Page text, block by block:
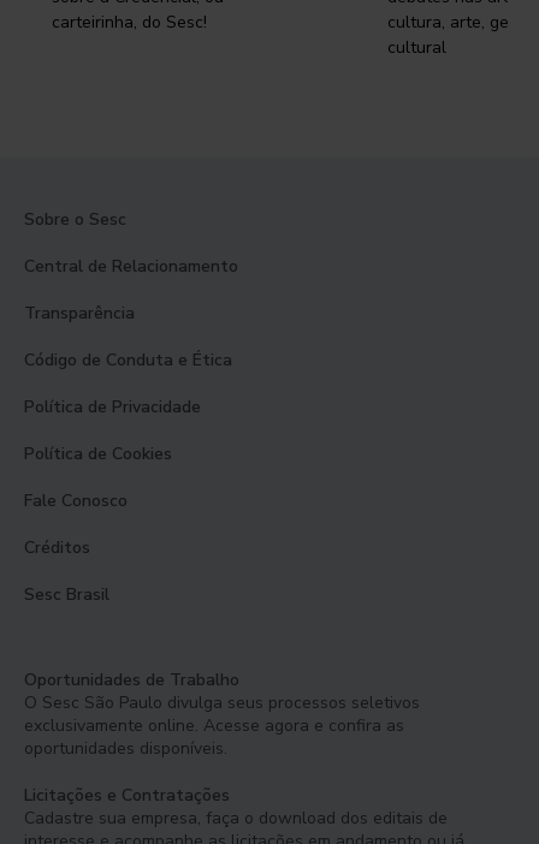
carteirinha, do Sesc!
cultura, arte,
cultural
Sobre o Sesc
Central de Relacionamento
Transparência
Código de Conduta e Ética
Política de Privacidade
Política de Cookies
Fale Conosco
Créditos
Sesc Brasil
Oportunidades de Trabalho
O Sesc São Paulo divulga seus processos seletivos
exclusivamente online. Acesse agora e confira as
oportunidades disponíveis.
Licitações e Contratações
Cadastre sua empresa, faça o download dos editais de